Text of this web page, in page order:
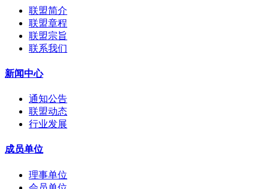
联盟简介
联盟章程
联盟宗旨
联系我们
新闻中心
通知公告
联盟动态
行业发展
成员单位
理事单位